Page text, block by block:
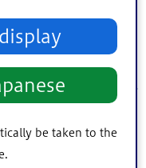
be taken to the
松島四丁目25番